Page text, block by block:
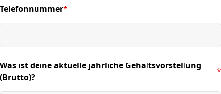
Telefonnummer*
(required)
Was ist deine aktuelle jährliche Gehaltsvorstellung
(Brutto)?
*
(required)